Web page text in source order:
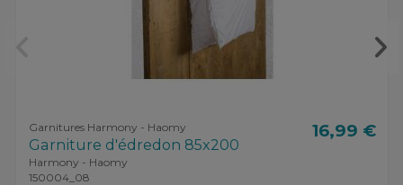
Garnitures Harmony - Haomy
Garniture d'édredon 85x200
Harmony - Haomy
150004_08
16,99 €